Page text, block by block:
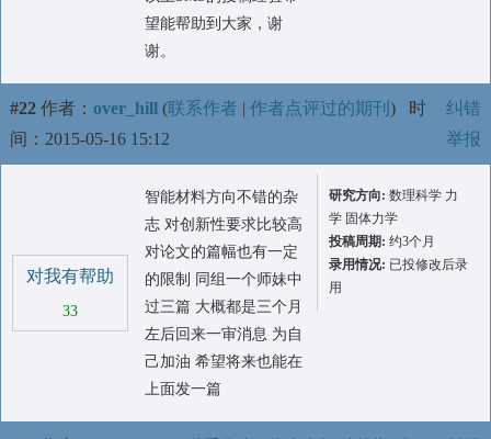
望能帮助到大家，谢
谢。
#22 作者： over_hill (联系作者 | 作者点评过的期刊 ) 时
间：2015-05-16 15:12
纠错
举报
对我有帮助
33
智能材料方向不错的杂
志 对创新性要求比较高
对论文的篇幅也有一定
的限制 同组一个师妹中
过三篇 大概都是三个月
左后回来一审消息 为自
己加油 希望将来也能在
上面发一篇
研究方向: 数理科学 力
学 固体力学
投稿周期: 约3个月
录用情况: 已投修改后录
用